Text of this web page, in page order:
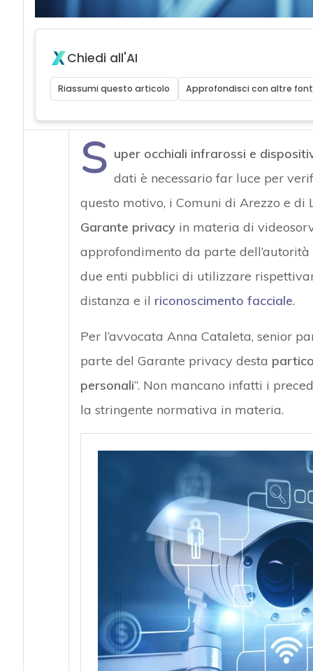
Chiedi all'AI
Riassumi questo articolo Approfondisci con altre
S uper occhiali infrarossi e
dati è necessario far luce per
questo motivo, i Comuni di Arezzo e
Garante privacyin materia di
approfondimento da parte
due enti pubblici di utilizzare
distanza e il riconoscimento facciale.
Per l’avvocata Anna Cataleta, senior
parte del Garante privacy desta
personali“. Non mancano infatti i
la stringente normativa in materia.